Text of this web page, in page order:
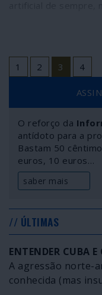
1 2 3 4
O reforço da
antídoto para a
Bastam 50
euros, 10 euros…
saber mais
// ÚLTIMAS
ENTENDER CUBA
A agressão norte-
conhecida (mas